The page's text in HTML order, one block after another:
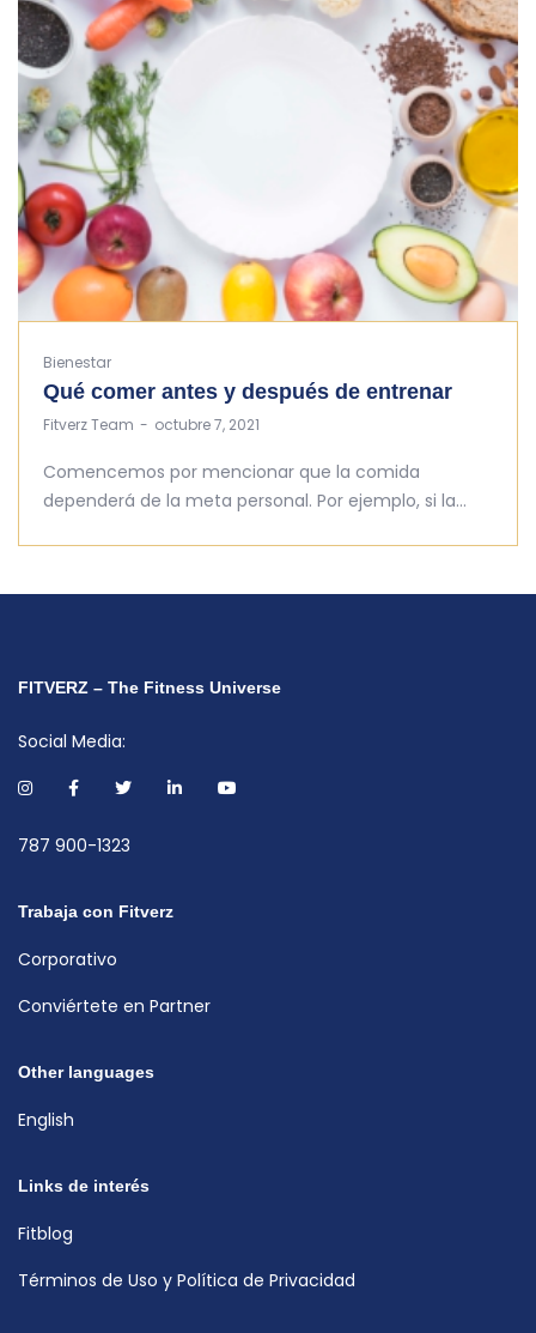
Bienestar
Qué comer antes y después de entrenar
by
Fitverz Team octubre 7, 2021
Comencemos por mencionar que la comida
dependerá de la meta personal. Por ejemplo, si la…
FITVERZ – The Fitness Universe
Social Media:
787 900-1323
Trabaja con Fitverz
Corporativo
Conviértete en Partner
Other languages
English
Links de interés
Fitblog
Términos de Uso y Política de Privacidad